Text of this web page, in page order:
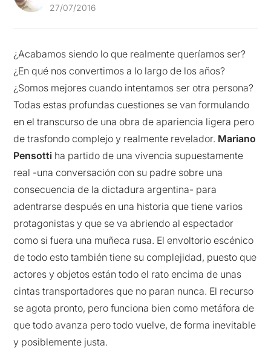
27/07/2016
¿Acabamos siendo lo que realmente queríamos ser?
¿En qué nos convertimos a lo largo de los años?
¿Somos mejores cuando intentamos ser otra persona?
Todas estas profundas cuestiones se van formulando
en el transcurso de una obra de apariencia ligera pero
de trasfondo complejo y realmente revelador. Mariano
Pensotti ha partido de una vivencia supuestamente
real -una conversación con su padre sobre una
consecuencia de la dictadura argentina- para
adentrarse después en una historia que tiene varios
protagonistas y que se va abriendo al espectador
como si fuera una muñeca rusa. El envoltorio escénico
de todo esto también tiene su complejidad, puesto que
actores y objetos están todo el rato encima de unas
cintas transportadores que no paran nunca. El recurso
se agota pronto, pero funciona bien como metáfora de
que todo avanza pero todo vuelve, de forma inevitable
y posiblemente justa.